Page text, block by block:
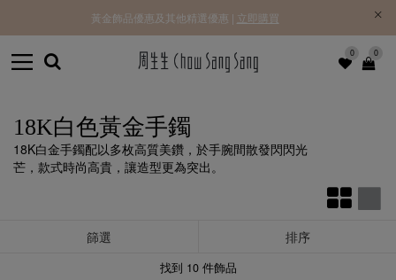
0 0
黃金飾品優惠及其他精選優惠 | 立即購買
18K白色黃金手鐲
18K白金手鐲配以多枚高質美鑽，於手腕間散發閃閃光
芒，款式時尚高貴，讓造型更為突出。
篩選 排序
找到 10件飾品